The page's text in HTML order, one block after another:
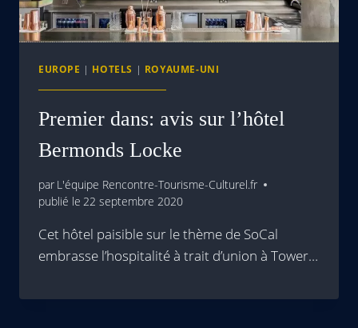
EUROPE | HOTELS | ROYAUME-UNI
Premier dans: avis sur l’hôtel
Bermonds Locke
par L'équipe Rencontre-Tourisme-Culturel.fr
publié le 22 septembre 2020
Cet hôtel paisible sur le thème de SoCal
embrasse l’hospitalité à trait d’union à Tower…